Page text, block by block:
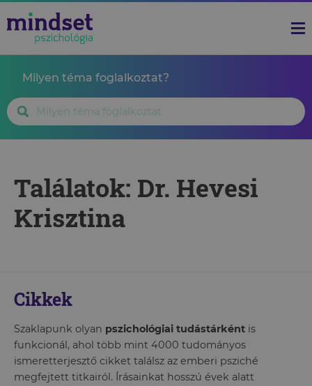
Milyen téma foglalkoztat?
Találatok: Dr. Hevesi
Krisztina
Cikkek
Szaklapunk olyan pszichológiai tudástárként is
funkcionál, ahol több mint 4000 tudományos
ismeretterjesztő cikket találsz az emberi psziché
megfejtett titkairól. Írásainkat hosszú évek alatt